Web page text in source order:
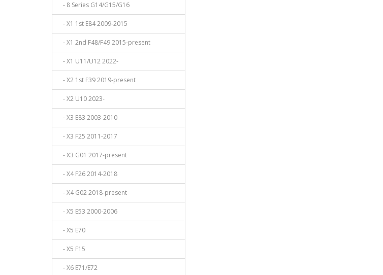
- 8 Series G14/G15/G16
- X1 1st E84 2009-2015
- X1 2nd F48/F49 2015-present
- X1 U11/U12 2022-
- X2 1st F39 2019-present
- X2 U10 2023-
- X3 E83 2003-2010
- X3 F25 2011-2017
- X3 G01 2017-present
- X4 F26 2014-2018
- X4 G02 2018-present
- X5 E53 2000-2006
- X5 E70
- X5 F15
- X6 E71/E72